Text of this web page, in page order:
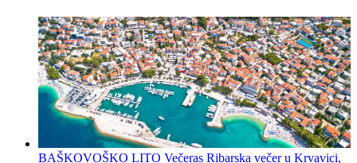
BAŠKOVOŠKO LITO Večeras Ribarska večer u Krvavici,